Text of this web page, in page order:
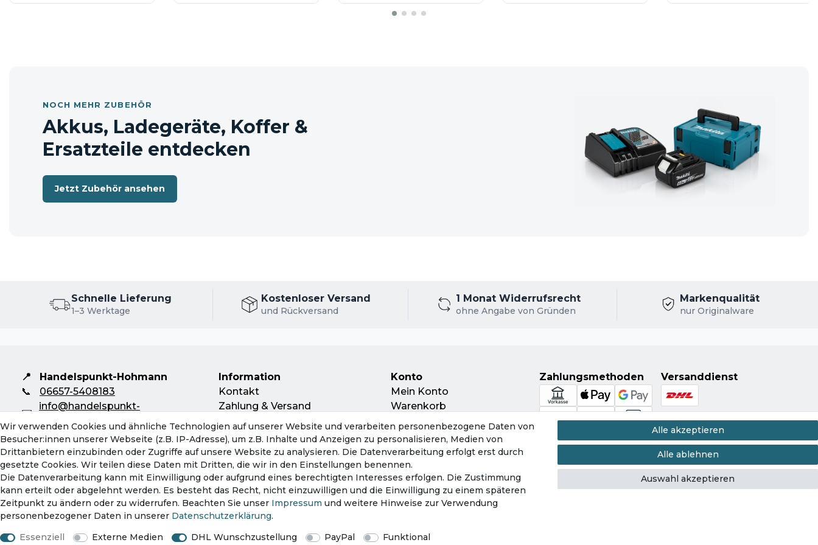
NOCH MEHR ZUBEHÖR
Akkus, Ladegeräte, Koffer &
Ersatzteile entdecken
Jetzt Zubehör ansehen
Schnelle Lieferung
1–3 Werktage
Kostenloser Versand
und Rückversand
1 Monat Widerrufsrecht
ohne Angabe von Gründen
Markenqualität
nur Originalware
📍
Handelspunkt-Hohmann
📞
06657-5408183
✉️
info@handelspunkt-
hohmann.de
Mo-Do: 08:00 - 16:30 Uhr
Fr: 08:00 - 13:00 Uhr
Information
Kontakt
Zahlung & Versand
Rückversand
Servicebegleitschein
Hinweise zur
Batterieentsorgung
Konto
Mein Konto
Warenkorb
Zahlungsmethoden Versanddienst
Impressum Daten­schutz­erklärung
Wir verwenden Cookies und ähnliche Technologien auf unserer Website und verarbeiten personenbezogene Daten von
Besucher:innen unserer Webseite (z.B. IP-Adresse), um z.B. Inhalte und Anzeigen zu personalisieren, Medien von
Drittanbietern einzubinden oder Zugriffe auf unsere Website zu analysieren. Die Datenverarbeitung erfolgt erst durch
gesetzte Cookies. Wir teilen diese Daten mit Dritten, die wir in den Einstellungen benennen.
Die Datenverarbeitung kann mit Einwilligung oder aufgrund eines berechtigten Interesses erfolgen. Die Zustimmung
kann erteilt oder abgelehnt werden. Es besteht das Recht, nicht einzuwilligen und die Einwilligung zu einem späteren
Zeitpunkt zu ändern oder zu widerrufen. Beachten Sie unser Impressum und weitere Hinweise zur Verwendung
personenbezogener Daten in unserer Daten­schutz­erklärung.
Essenziell
Externe Medien DHL Wunschzustellung PayPal
Funktional
Alle akzeptieren
Alle ablehnen
Auswahl akzeptieren